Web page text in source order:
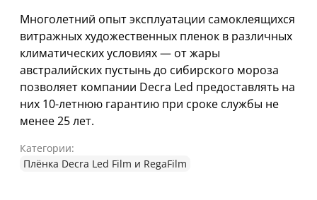
Многолетний опыт эксплуатации самоклеящихся
витражных художественных пленок в различных
климатических условиях — от жары
австралийских пустынь до сибирского мороза
позволяет компании Decra Led предоставлять на
них 10-летнюю гарантию при сроке службы не
менее 25 лет.
Категории:
Плёнка Decra Led Film и RegaFilm